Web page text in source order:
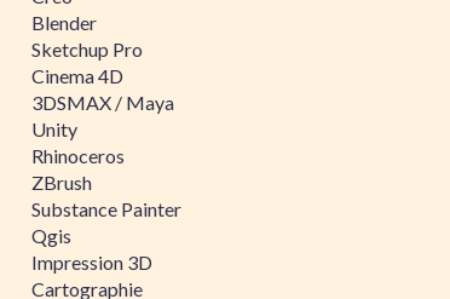
Blender
Sketchup Pro
Cinema 4D
3DSMAX / Maya
Unity
Rhinoceros
ZBrush
Substance Painter
Qgis
Impression 3D
Cartographie